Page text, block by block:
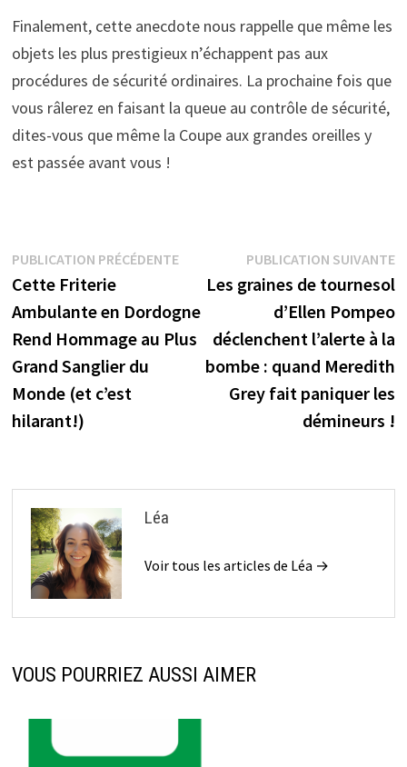
Finalement, cette anecdote nous rappelle que même les
objets les plus prestigieux n’échappent pas aux
procédures de sécurité ordinaires. La prochaine fois que
vous râlerez en faisant la queue au contrôle de sécurité,
dites-vous que même la Coupe aux grandes oreilles y
est passée avant vous !
Navigation
de
l’article
PUBLICATION PRÉCÉDENTEPublication
précédente :
Cette Friterie
Ambulante en Dordogne
Rend Hommage au Plus
Grand Sanglier du
Monde (et c’est
hilarant!)
PUBLICATION SUIVANTE
Les graines de tournesol
d’Ellen Pompeo
déclenchent l’alerte à la
bombe : quand Meredith
Grey fait paniquer les
démineurs !
Léa
Voir tous les articles de Léa →
VOUS POURRIEZ AUSSI AIMER